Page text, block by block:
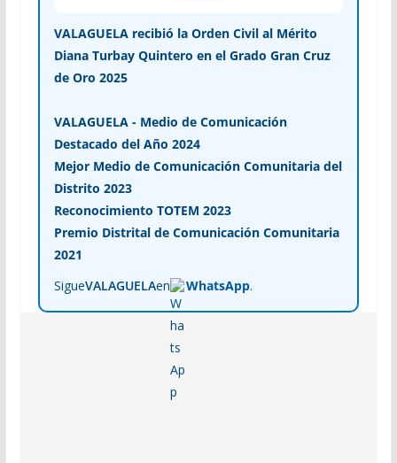
VALAGUELA recibió la Orden Civil al Mérito
Diana Turbay Quintero en el Grado Gran Cruz
de Oro 2025
VALAGUELA - Medio de Comunicación
Destacado del Año 2024
Mejor Medio de Comunicación Comunitaria del
Distrito 2023
Reconocimiento TOTEM 2023
Premio Distrital de Comunicación Comunitaria
2021
SigueVALAGUELAen WhatsApp.